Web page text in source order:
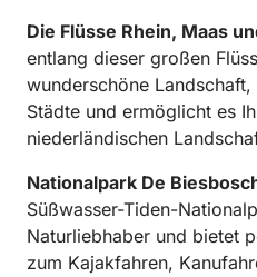
Die Flüsse Rhein, Maas
entlang dieser großen
wunderschöne
Städte und ermöglicht es
niederländischen
Nationalpark De
Süßwasser-Tiden-
Naturliebhaber und bietet
zum Kajakfahren,